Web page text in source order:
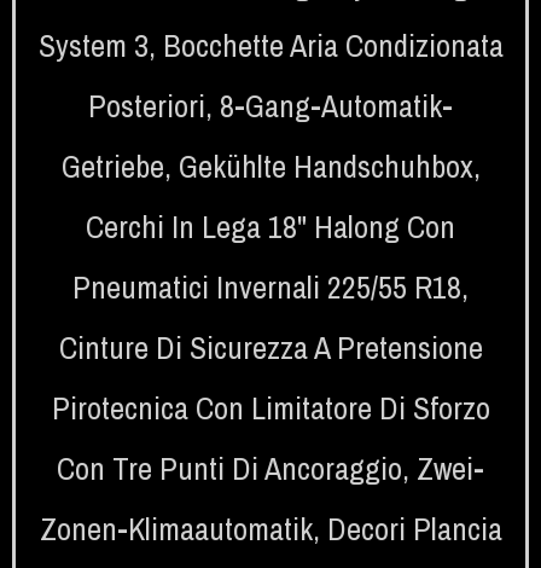
System 3, Bocchette Aria Condizionata
Posteriori, 8-Gang-Automatik-
Getriebe, Gekühlte Handschuhbox,
Cerchi In Lega 18" Halong Con
Pneumatici Invernali 225/55 R18,
Cinture Di Sicurezza A Pretensione
Pirotecnica Con Limitatore Di Sforzo
Con Tre Punti Di Ancoraggio, Zwei-
Zonen-Klimaautomatik, Decori Plancia